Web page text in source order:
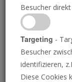
Besucher
Targeting -
Besucher
identifizieren,
Diese Cookies